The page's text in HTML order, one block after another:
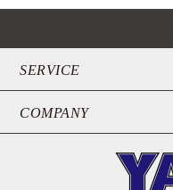
SERVICE
COMPANY